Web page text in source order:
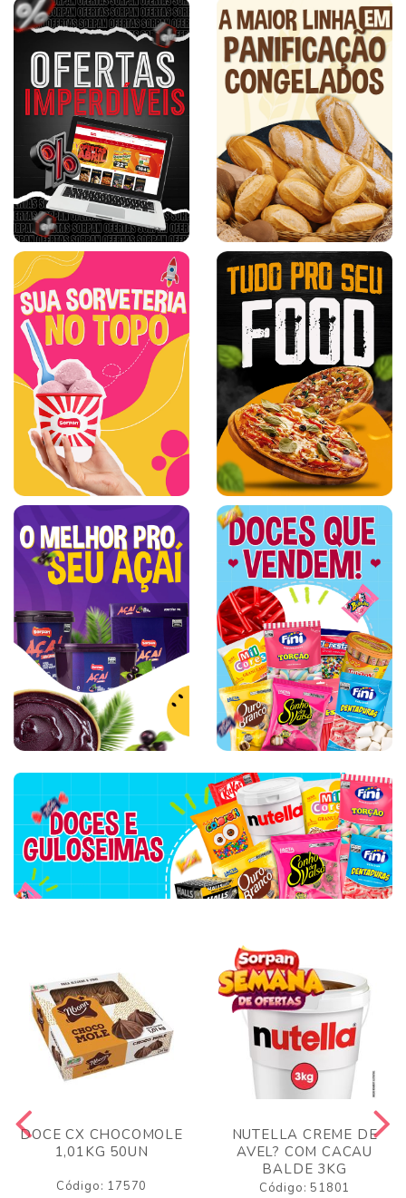
DOCE CX CHOCOMOLE
1,01KG 50UN
Código: 17570
NUTELLA CREME DE
AVEL? COM CACAU
BALDE 3KG
Código: 51801